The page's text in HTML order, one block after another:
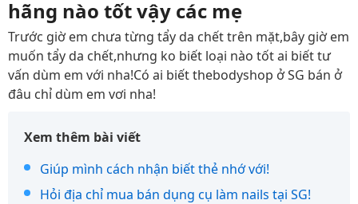
hãng nào tốt vậy các mẹ
Trước giờ em chưa từng tẩy da chết trên mặt,bây giờ em
muốn tẩy da chết,nhưng ko biết loại nào tốt ai biết tư
vấn dùm em với nha!Có ai biết thebodyshop ở SG bán ở
đâu chỉ dùm em vơi nha!
Xem thêm bài viết
Giúp mình cách nhận biết thẻ nhớ với!
Hỏi địa chỉ mua bán dụng cụ làm nails tại SG!